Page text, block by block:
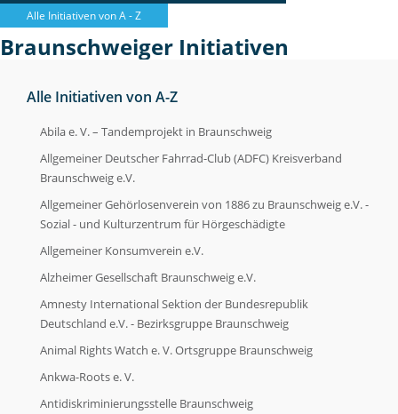
Braunschweiger Initiativen
Soziale Initiativen
Soziale Initiativen
Ökologische Initiativen
Ökologische Initiativen
Politische Initiativen
Alle Initiativen von A - Z
Alle Initiativen von A-Z
Abila e. V. – Tandemprojekt in Braunschweig
Allgemeiner Deutscher Fahrrad-Club (ADFC) Kreisverband
Braunschweig e.V.
Allgemeiner Gehörlosenverein von 1886 zu Braunschweig e.V. -
Sozial - und Kulturzentrum für Hörgeschädigte
Allgemeiner Konsumverein e.V.
Alzheimer Gesellschaft Braunschweig e.V.
Amnesty International Sektion der Bundesrepublik
Deutschland e.V. - Bezirksgruppe Braunschweig
Animal Rights Watch e. V. Ortsgruppe Braunschweig
Ankwa-Roots e. V.
Antidiskriminierungsstelle Braunschweig